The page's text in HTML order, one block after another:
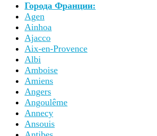
Города Франции:
Agen
Ainhoa
Ajacco
Aix-en-Provence
Albi
Amboise
Amiens
Angers
Angoulême
Annecy
Ansouis